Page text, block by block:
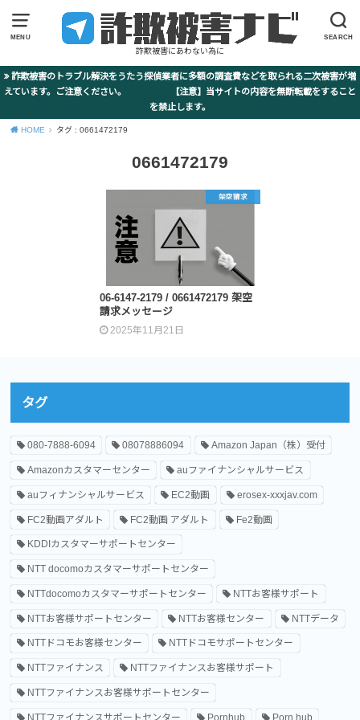
MENU SEARCH
詐欺被害にあわない為に
詐欺被害のトラブル解決をうたう探偵業者に多額の調査費などを取られる二次被害が増
えています。ご注意ください。 【注意】当サイトの内容を無断転載をすること
を禁止します。
HOME タグ : 0661472179
0661472179
架空請求
06-6147-2179 / 0661472179 架空
請求メッセージ
2025年11月21日
タグ
080-7888-6094 08078886094 Amazon Japan（株）受付
Amazonカスタマーセンター auファイナンシャルサービス
auフィナンシャルサービス EC2動画 erosex-xxxjav.com
FC2動画アダルト FC2動画 アダルト Fe2動画
KDDIカスタマーサポートセンター
NTT docomoカスタマーサポートセンター
NTTdocomoカスタマーサポートセンター NTTお客様サポート
NTTお客様サポートセンター NTTお客様センター NTTデータ
NTTドコモお客様センター NTTドコモサポートセンター
NTTファイナンス NTTファイナンスお客様サポート
NTTファイナンスお客様サポートセンター
NTTファイナンスサポートセンター Pornhub Porn hub